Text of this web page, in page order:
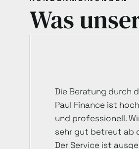
Was
Die Beratung durch
Paul Finance ist
und professionell.
sehr gut betreut ab
Der Service ist